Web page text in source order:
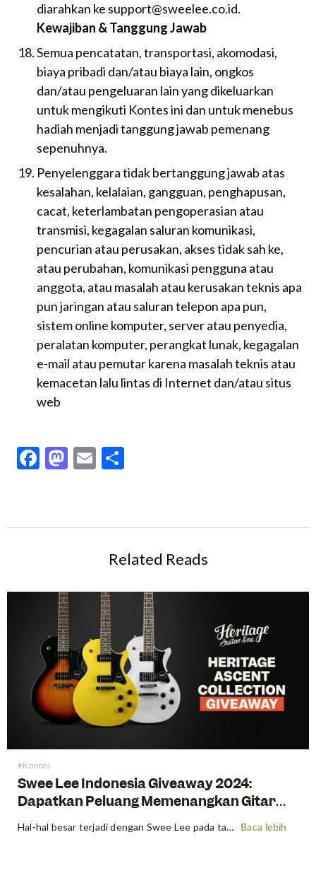
diarahkan ke support@sweelee.co.id.
Kewajiban & Tanggung Jawab
Semua pencatatan, transportasi, akomodasi,
biaya pribadi dan/atau biaya lain, ongkos
dan/atau pengeluaran lain yang dikeluarkan
untuk mengikuti Kontes ini dan untuk menebus
hadiah menjadi tanggung jawab pemenang
sepenuhnya.
Penyelenggara tidak bertanggung jawab atas
kesalahan, kelalaian, gangguan, penghapusan,
cacat, keterlambatan pengoperasian atau
transmisi, kegagalan saluran komunikasi,
pencurian atau perusakan, akses tidak sah ke,
atau perubahan, komunikasi pengguna atau
anggota, atau masalah atau kerusakan teknis apa
pun jaringan atau saluran telepon apa pun,
sistem online komputer, server atau penyedia,
peralatan komputer, perangkat lunak, kegagalan
e-mail atau pemutar karena masalah teknis atau
kemacetan lalu lintas di Internet dan/atau situs
web
Facebook
Mastodon
Email
Related Reads
#Kontes
Swee Lee Indonesia Giveaway 2024:
Dapatkan Peluang Memenangkan Gitar
Elektrik Heritage Ascent Collection + Koda
Gig Bag
Hal-hal besar terjadi dengan Swee Lee pada tahun 2024! Untuk menyebarkan kegembiraan, kami dengan bangga mengumumkan hadiah perlengkapan musik pertama kami untuk tahun ini. Anggap saja ini sebagai cara kami berterima kasih kepada Anda semua atas dukungan Anda yang tiada henti selama bertahun-tahun – kami tidak akan pernah sampai di… Baca lebih